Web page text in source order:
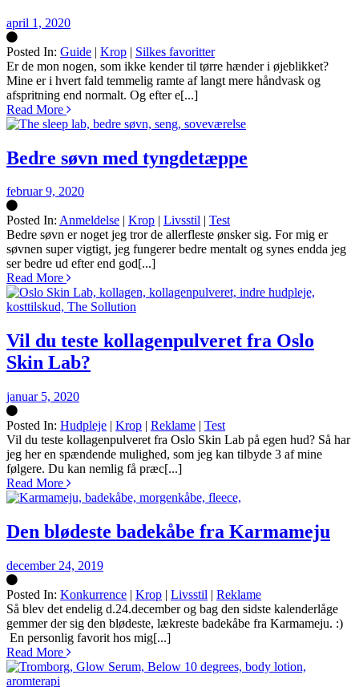
april 1, 2020
Posted In: Guide | Krop | Silkes favoritter
Silke
Er de mon nogen, som ikke kender til tørre hænder i øjeblikket?
Mine er i hvert fald temmelig ramte af langt mere håndvask og
afspritning end normalt. Og efter e[...]
Read More
Bedre søvn med tyngdetæppe
februar 9, 2020
Posted In: Anmeldelse | Krop | Livsstil | Test
Silke
Bedre søvn er noget jeg tror de allerfleste ønsker sig. For mig er
søvnen super vigtigt, jeg fungerer bedre mentalt og synes endda jeg
ser bedre ud efter end god[...]
Read More
Vil du teste kollagenpulveret fra Oslo
Skin Lab?
januar 5, 2020
Posted In: Hudpleje | Krop | Reklame | Test
Silke
Vil du teste kollagenpulveret fra Oslo Skin Lab på egen hud? Så har
jeg her en spændende mulighed, som jeg kan tilbyde 3 af mine
følgere. Du kan nemlig få præc[...]
Read More
Den blødeste badekåbe fra Karmameju
december 24, 2019
Posted In: Konkurrence | Krop | Livsstil | Reklame
Silke
Så blev det endelig d.24.december og bag den sidste kalenderlåge
gemmer der sig den blødeste, lækreste badekåbe fra Karmameju. :)
En personlig favorit hos mig[...]
Read More